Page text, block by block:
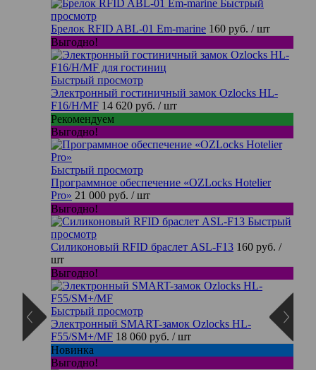
Быстрый
просмотр
Брелок RFID ABL-01 Em-marine 160 руб. / шт
Выгодно!
Быстрый просмотр
Электронный гостиничный замок Ozlocks HL-
F16/H/MF 14 620 руб. / шт
Рекомендуем
Выгодно!
Быстрый просмотр
Программное обеспечение «OZLocks Hotelier
Pro» 21 000 руб. / шт
Выгодно!
Быстрый
просмотр
Силиконовый RFID браслет ASL-F13 160 руб. /
шт
Выгодно!
Быстрый просмотр
Электронный SMART-замок Ozlocks HL-
F55/SM+/MF 18 060 руб. / шт
Новинка
Выгодно!